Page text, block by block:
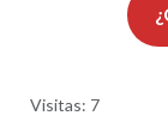
Visitas: 7